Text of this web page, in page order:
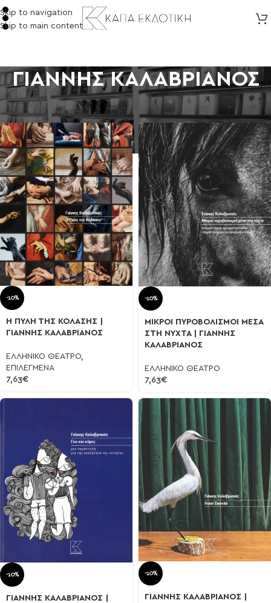
Skip to navigation
Skip to main content
ΓΙΑΝΝΗΣ ΚΑΛΑΒΡΙΑΝΟΣ
Αρχική σελίδα /Προϊόντα με ετικέτα “ΓΙΑΝΝΗΣ ΚΑΛΑΒΡΙΑΝΟΣ”
-10%
Η ΠΥΛΗ ΤΗΣ ΚΟΛΑΣΗΣ |
ΓΙΑΝΝΗΣ ΚΑΛΑΒΡΙΑΝΟΣ
ΕΛΛΗΝΙΚΟ ΘΕΑΤΡΟ,
ΕΠΙΛΕΓΜΕΝΑ
7,63€
-10%
ΜΙΚΡΟΙ ΠΥΡΟΒΟΛΙΣΜΟΙ ΜΕΣΑ
ΣΤΗ ΝΥΧΤΑ | ΓΙΑΝΝΗΣ
ΚΑΛΑΒΡΙΑΝΟΣ
ΕΛΛΗΝΙΚΟ ΘΕΑΤΡΟ
7,63€
-10%
ΓΙΑΝΝΗΣ ΚΑΛΑΒΡΙΑΝΟΣ |
-10%
ΓΙΑΝΝΗΣ ΚΑΛΑΒΡΙΑΝΟΣ |